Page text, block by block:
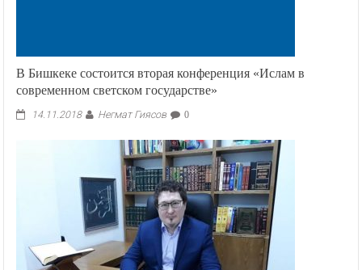
В Бишкеке состоится вторая конференция «Ислам в
современном светском государстве»
14.11.2018 Негмат Гиясов 0